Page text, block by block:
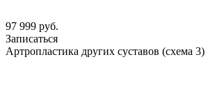
97 999 руб.
Записаться
Артропластика других суставов (схема 3)